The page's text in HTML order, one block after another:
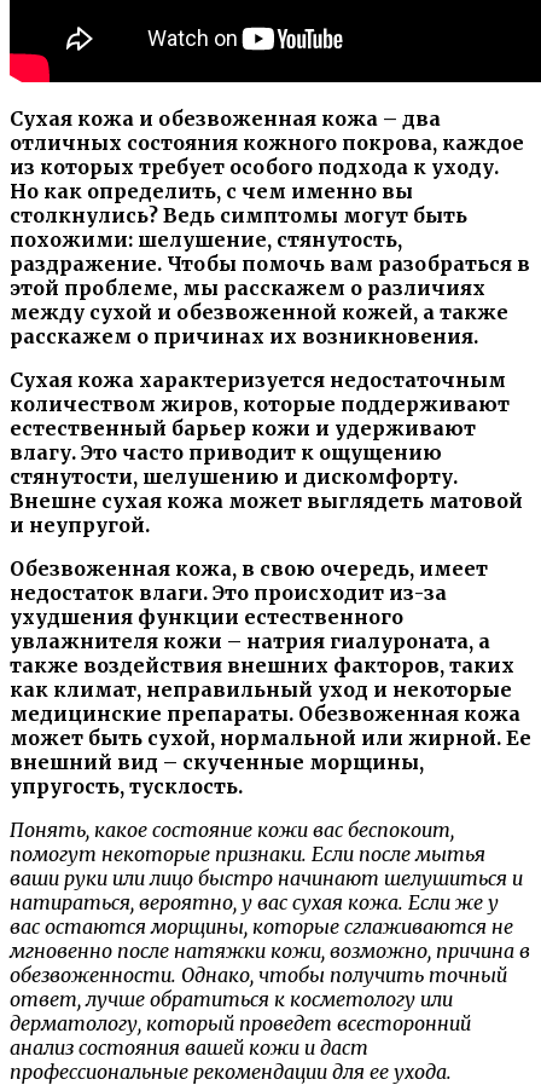
Сухая кожа и обезвоженная кожа – два
отличных состояния кожного покрова, каждое
из которых требует особого подхода к уходу.
Но как определить, с чем именно вы
столкнулись? Ведь симптомы могут быть
похожими: шелушение, стянутость,
раздражение. Чтобы помочь вам разобраться в
этой проблеме, мы расскажем о различиях
между сухой и обезвоженной кожей, а также
расскажем о причинах их возникновения.
Сухая кожа характеризуется недостаточным
количеством жиров, которые поддерживают
естественный барьер кожи и удерживают
влагу. Это часто приводит к ощущению
стянутости, шелушению и дискомфорту.
Внешне сухая кожа может выглядеть матовой
и неупругой.
Обезвоженная кожа, в свою очередь, имеет
недостаток влаги. Это происходит из-за
ухудшения функции естественного
увлажнителя кожи – натрия гиалуроната, а
также воздействия внешних факторов, таких
как климат, неправильный уход и некоторые
медицинские препараты. Обезвоженная кожа
может быть сухой, нормальной или жирной. Ее
внешний вид – скученные морщины,
упругость, тусклость.
Понять, какое состояние кожи вас беспокоит,
помогут некоторые признаки. Если после мытья
ваши руки или лицо быстро начинают шелушиться и
натираться, вероятно, у вас сухая кожа. Если же у
вас остаются морщины, которые сглаживаются не
мгновенно после натяжки кожи, возможно, причина в
обезвоженности. Однако, чтобы получить точный
ответ, лучше обратиться к косметологу или
дерматологу, который проведет всесторонний
анализ состояния вашей кожи и даст
профессиональные рекомендации для ее ухода.